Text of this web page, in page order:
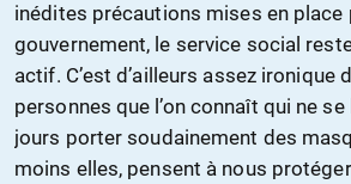
inédites précautions mises en place
gouvernement, le service social
actif. C’est d’ailleurs assez ironique
personnes que l’on connaît qui ne
jours porter soudainement des
moins elles, pensent à nous